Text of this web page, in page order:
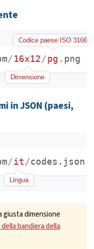
/16x12
Dimensione
/pg
Codice paese ISO 3166
. png
in JSON (paesi,
/it
Lingua
/codes.json
giusta dimensione
bandiera della